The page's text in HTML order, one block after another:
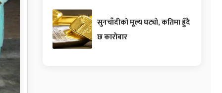
सुनचाँदीको मूल्य घट्यो, कतिमा हुँदै
छ कारोबार